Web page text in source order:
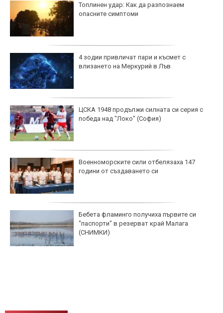
Топлинен удар: Как да разпознаем
опасните симптоми
4 зодии привличат пари и късмет с
влизането на Меркурий в Лъв
ЦСКА 1948 продължи силната си серия с
победа над "Локо" (София)
Военноморските сили отбелязаха 147
години от създаването си
Бебета фламинго получиха първите си
"паспорти" в резерват край Малага
(СНИМКИ)